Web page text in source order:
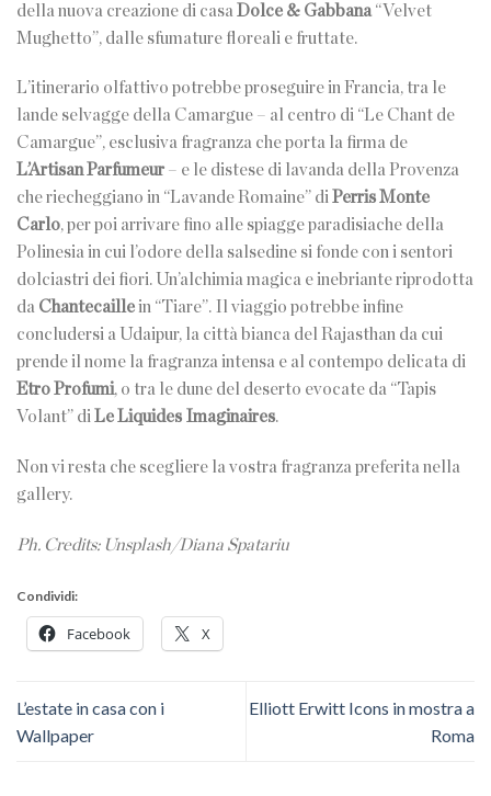
della nuova creazione di casa Dolce & Gabbana “Velvet
Mughetto”, dalle sfumature floreali e fruttate.
L’itinerario olfattivo potrebbe proseguire in Francia, tra le
lande selvagge della Camargue – al centro di “Le Chant de
Camargue”, esclusiva fragranza che porta la firma de
L’Artisan Parfumeur – e le distese di lavanda della Provenza
che riecheggiano in “Lavande Romaine” diPerris Monte
Carlo, per poi arrivare fino alle spiagge paradisiache della
Polinesia in cui l’odore della salsedine si fonde con i sentori
dolciastri dei fiori. Un’alchimia magica e inebriante riprodotta
da Chantecaillein “Tiare”. Il viaggio potrebbe infine
concludersi a Udaipur, la città bianca del Rajasthan da cui
prende il nome la fragranza intensa e al contempo delicata di
EtroProfumi, o tra le dune del deserto evocate da “Tapis
Volant” diLe Liquides Imaginaires.
Non vi resta che scegliere la vostra fragranza preferita nella
gallery.
Ph. Credits: Unsplash/Diana Spatariu
Condividi:
Facebook X
L’estate in casa con i
Wallpaper
Elliott Erwitt Icons in mostra a
Roma